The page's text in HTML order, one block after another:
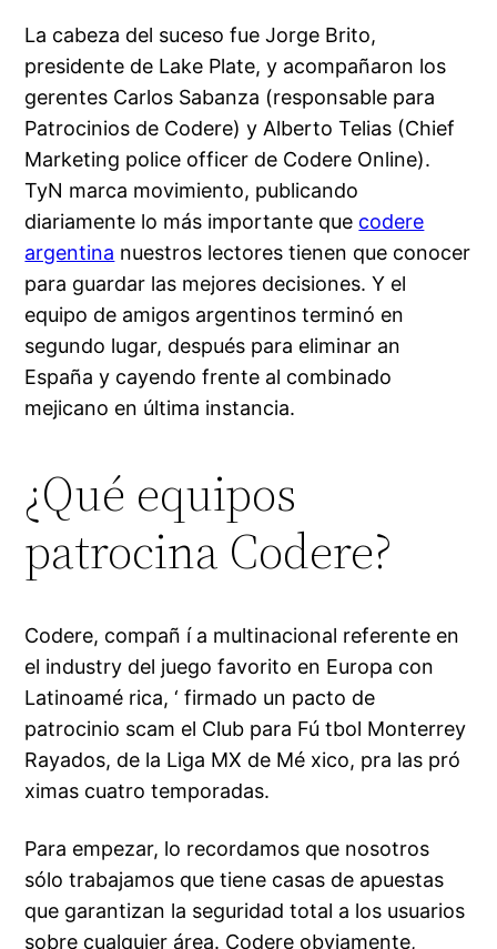
La cabeza del suceso fue Jorge Brito,
presidente de Lake Plate, y acompañaron los
gerentes Carlos Sabanza (responsable para
Patrocinios de Codere) y Alberto Telias (Chief
Marketing police officer de Codere Online).
TyN marca movimiento, publicando
diariamente lo más importante que codere
argentina nuestros lectores tienen que conocer
para guardar las mejores decisiones. Y el
equipo de amigos argentinos terminó en
segundo lugar, después para eliminar an
España y cayendo frente al combinado
mejicano en última instancia.
¿Qué equipos
patrocina Codere?
Codere, compañ í a multinacional referente en
el industry del juego favorito en Europa con
Latinoamé rica, ‘ firmado un pacto de
patrocinio scam el Club para Fú tbol Monterrey
Rayados, de la Liga MX de Mé xico, pra las pró
ximas cuatro temporadas.
Para empezar, lo recordamos que nosotros
sólo trabajamos que tiene casas de apuestas
que garantizan la seguridad total a los usuarios
sobre cualquier área. Codere obviamente,